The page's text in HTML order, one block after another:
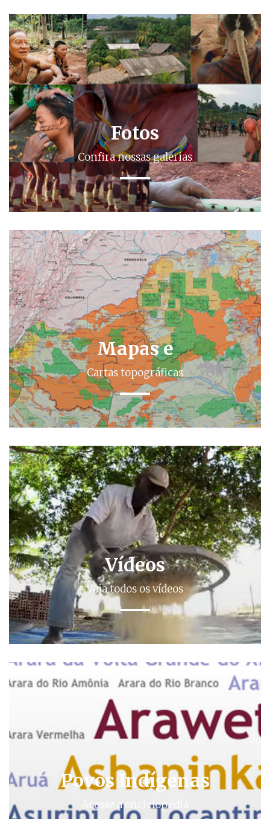
Fotos
Confira nossas galerias
Mapas e
Cartas topográficas
Vídeos
Veja todos os vídeos
Povos Indígenas
Acesse a enciclopédia